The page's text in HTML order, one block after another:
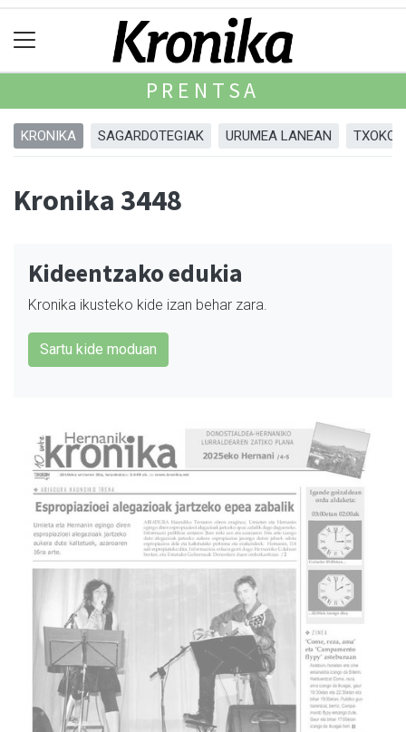
PRENTSA
KRONIKA SAGARDOTEGIAK URUMEA LANEAN
Kronika 3448
Kideentzako edukia
Kronika ikusteko kide izan behar zara.
Sartu kide moduan